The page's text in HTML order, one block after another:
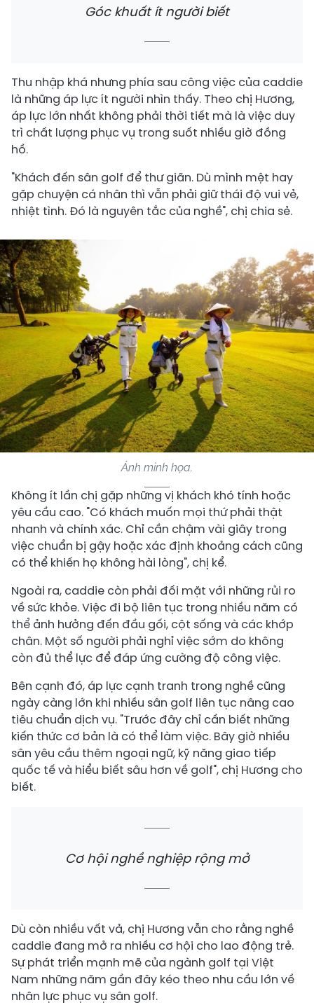
Góc khuất ít người biết
Thu nhập khá nhưng phía sau công việc của caddie
là những áp lực ít người nhìn thấy. Theo chị Hương,
áp lực lớn nhất không phải thời tiết mà là việc duy
trì chất lượng phục vụ trong suốt nhiều giờ đồng
hồ.
"Khách đến sân golf để thư giãn. Dù mình mệt hay
gặp chuyện cá nhân thì vẫn phải giữ thái độ vui vẻ,
nhiệt tình. Đó là nguyên tắc của nghề", chị chia sẻ.
Ảnh minh họa.
Không ít lần chị gặp những vị khách khó tính hoặc
yêu cầu cao. "Có khách muốn mọi thứ phải thật
nhanh và chính xác. Chỉ cần chậm vài giây trong
việc chuẩn bị gậy hoặc xác định khoảng cách cũng
có thể khiến họ không hài lòng", chị kể.
Ngoài ra, caddie còn phải đối mặt với những rủi ro
về sức khỏe. Việc đi bộ liên tục trong nhiều năm có
thể ảnh hưởng đến đầu gối, cột sống và các khớp
chân. Một số người phải nghỉ việc sớm do không
còn đủ thể lực để đáp ứng cường độ công việc.
Bên cạnh đó, áp lực cạnh tranh trong nghề cũng
ngày càng lớn khi nhiều sân golf liên tục nâng cao
tiêu chuẩn dịch vụ. "Trước đây chỉ cần biết những
kiến thức cơ bản là có thể làm việc. Bây giờ nhiều
sân yêu cầu thêm ngoại ngữ, kỹ năng giao tiếp
quốc tế và hiểu biết sâu hơn về golf", chị Hương cho
biết.
Cơ hội nghề nghiệp rộng mở
Dù còn nhiều vất vả, chị Hương vẫn cho rằng nghề
caddie đang mở ra nhiều cơ hội cho lao động trẻ.
Sự phát triển mạnh mẽ của ngành golf tại Việt
Nam những năm gần đây kéo theo nhu cầu lớn về
nhân lực phục vụ sân golf.